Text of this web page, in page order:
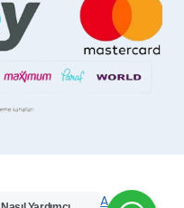
VİPSMEDYA